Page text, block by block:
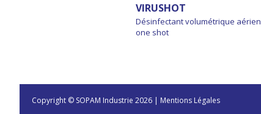
VIRUSHOT
Désinfectant volumétrique aérien
one shot
Copyright © SOPAM Industrie 2026 | Mentions Légales